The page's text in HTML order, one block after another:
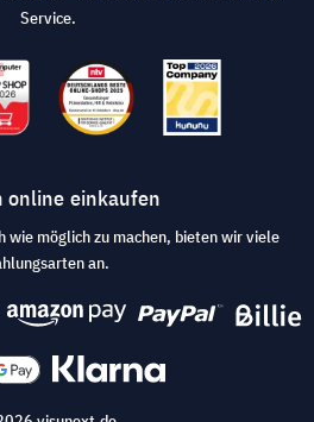
Service.
online einkaufen
wie möglich zu machen, bieten wir viele
an.